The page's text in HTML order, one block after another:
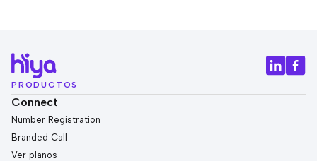
PRODUCTOS
Connect
Number Registration
Branded Call
Ver planos